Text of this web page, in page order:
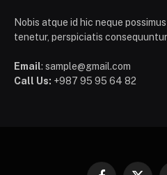
Nobis atque id hic neque
tenetur, perspiciatis
Email: sample@gmail.com
Call Us: +987 95 95 64 82